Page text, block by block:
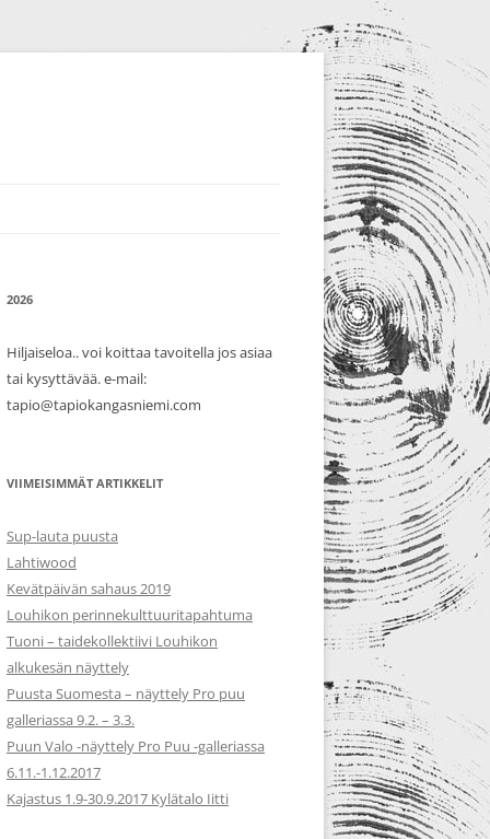
2026
Hiljaiseloa.. voi koittaa tavoitella jos asiaa
tai kysyttävää. e-mail:
tapio@tapiokangasniemi.com
VIIMEISIMMÄT ARTIKKELIT
Sup-lauta puusta
Lahtiwood
Kevätpäivän sahaus 2019
Louhikon perinnekulttuuritapahtuma
Tuoni – taidekollektiivi Louhikon
alkukesän näyttely
Puusta Suomesta – näyttely Pro puu
galleriassa 9.2. – 3.3.
Puun Valo -näyttely Pro Puu -galleriassa
6.11.-1.12.2017
Kajastus 1.9-30.9.2017 Kylätalo Iitti